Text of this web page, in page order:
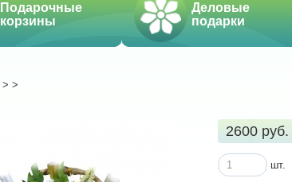
Подарочные
корзины
Деловые
подарки
> >
2600 руб.
шт.